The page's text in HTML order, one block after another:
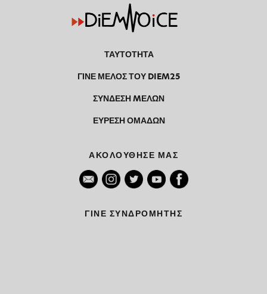
ΤΑΥΤΟΤΗΤΑ
ΓΙΝΕ ΜΕΛΟΣ ΤΟΥ DIEM25
ΣΥΝΔΕΣΗ MΕΛΩΝ
ΕΥΡΕΣΗ ΟΜΑΔΩΝ
ΑΚΟΛΟΥΘΗΣΕ ΜΑΣ
ΓΙΝΕ ΣΥΝΔΡΟΜΗΤΗΣ